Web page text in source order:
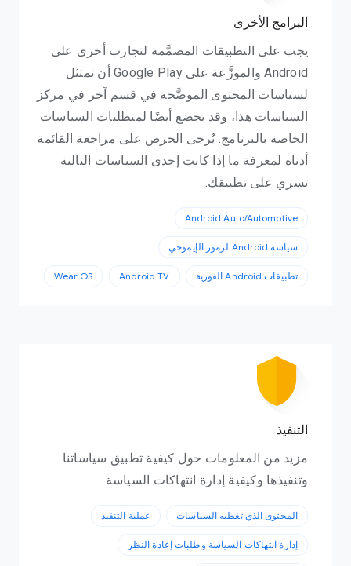
البرامج الأخرى
يجب على التطبيقات المصمَّمة لتجارب أخرى على
Android والموزَّعة على Google Play أن تمتثل
لسياسات المحتوى الموضَّحة في قسم آخر في مركز
السياسات هذا، وقد تخضع أيضًا لمتطلبات السياسات
الخاصة بالبرنامج. يُرجى الحرص على مراجعة القائمة
أدناه لمعرفة ما إذا كانت إحدى السياسات التالية
تسري على تطبيقك.
Android Auto/Automotive
سياسة Android لرموز الإيموجي
تطبيقات Android الفورية Android TV
Wear OS
التنفيذ
مزيد من المعلومات حول كيفية تطبيق سياساتنا
وتنفيذها وكيفية إدارة انتهاكات السياسة
المحتوى الذي تغطيه السياسات عملية التنفيذ
إدارة انتهاكات السياسة وطلبات إعادة النظر